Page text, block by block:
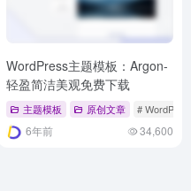
# Linux # Shell
WordPress主题模板：Argon-
轻盈简洁美观免费下载
主题模板 原创文章 #
6年前 34,600